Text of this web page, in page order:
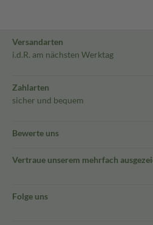
Versandarten
i.d.R. am nächsten Werktag
Zahlarten
sicher und bequem
Bewerte uns
Vertraue unserem mehrfach
Folge uns